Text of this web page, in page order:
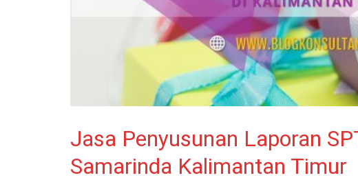
Jasa Penyusunan Laporan
Samarinda Kalimantan Timur